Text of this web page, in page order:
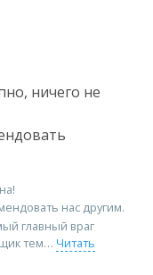
ничего не
нас другим.
главный враг
тем
Читать